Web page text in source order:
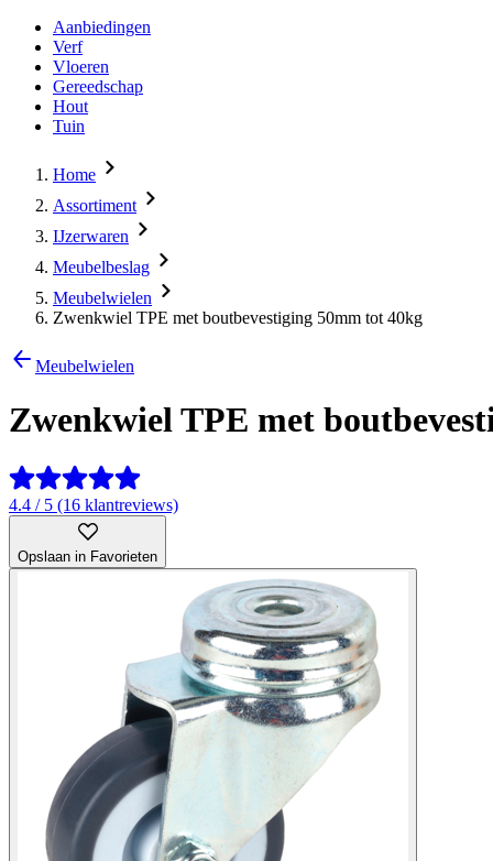
Aanbiedingen
Verf
Vloeren
Gereedschap
Hout
Tuin
Home
Assortiment
IJzerwaren
Meubelbeslag
Meubelwielen
Zwenkwiel TPE met boutbevestiging 50mm tot 40kg
Meubelwielen
Zwenkwiel TPE met
4.4 / 5 (16 klantreviews)
Opslaan in Favorieten